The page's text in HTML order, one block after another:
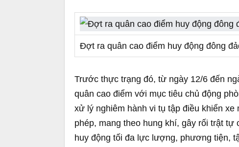
Đợt ra quân cao điểm huy động đông
Trước thực trạng đó, từ ngày 12/6 đến
quân cao điểm với mục tiêu chủ động
xử lý nghiêm hành vi tụ tập điều khiển
phép, mang theo hung khí, gây rối trật
huy động tối đa lực lượng, phương tiện,